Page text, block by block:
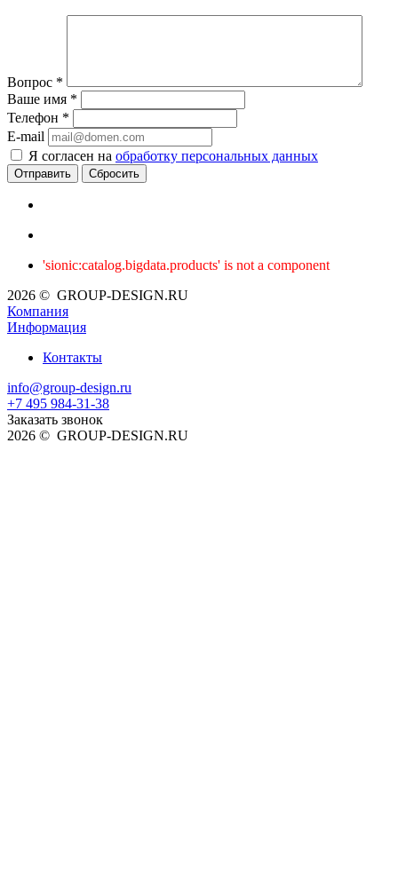
Вопрос *
Ваше имя *
Телефон *
E-mail
Я согласен на обработку персональных данных
Сбросить
'sionic:catalog.bigdata.products' is not a component
2026 © GROUP-DESIGN.RU
Компания
Информация
Контакты
info@group-design.ru
+7 495 984-31-38
Заказать звонок
2026 © GROUP-DESIGN.RU